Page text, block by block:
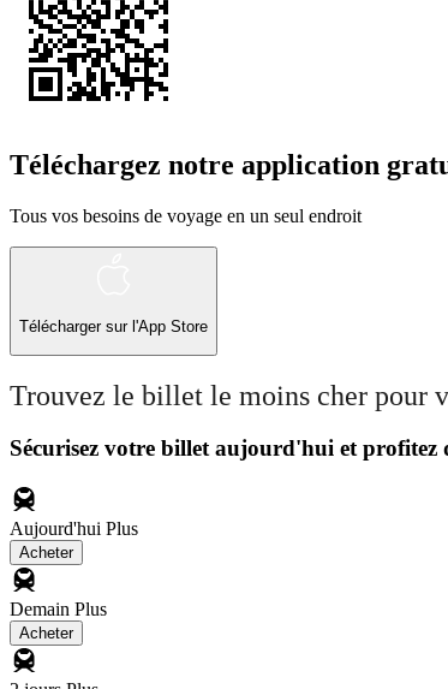
Téléchargez notre application
Tous vos besoins de voyage en un seul endroit
Télécharger sur l'App Store
Trouvez le billet le moins cher pour
Sécurisez votre billet aujourd'hui et profitez
Aujourd'hui Plus
Acheter
Demain Plus
Acheter